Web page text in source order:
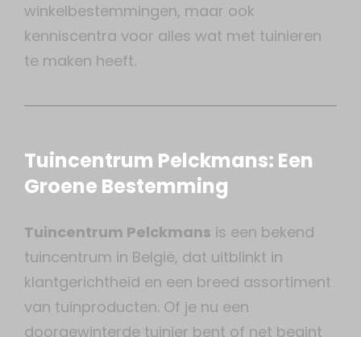
winkelbestemmingen, maar ook
kenniscentra voor alles wat met tuinieren
te maken heeft.
Tuincentrum Pelckmans: Een
Groene Bestemming
Tuincentrum Pelckmans is een bekend
tuincentrum in België, dat uitblinkt in
klantgerichtheid en een breed assortiment
van tuinproducten. Of je nu een
doorgewinterde tuinier bent of net begint